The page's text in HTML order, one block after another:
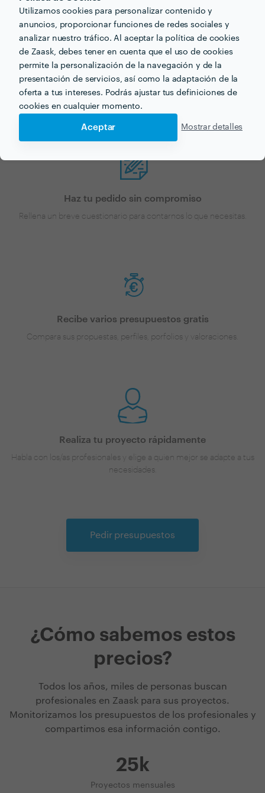
Utilizamos cookies para personalizar contenido y
anuncios, proporcionar funciones de redes sociales y
analizar nuestro tráfico. Al aceptar la política de cookies
de Zaask, debes tener en cuenta que el uso de cookies
permite la personalización de la navegación y de la
presentación de servicios, así como la adaptación de la
oferta a tus intereses. Podrás ajustar tus definiciones de
cookies en cualquier momento.
Aceptar Mostrar detalles
mortero monocapa para tu
próximo proyecto?
Ahora que tienes una idea de los precios, ¡vamos a
encontrar profesionales cerca de ti!
Haz tu pedido sin compromiso
Rellena un breve cuestionario para contarnos lo que necesitas.
Recibe varios presupuestos gratis
Compara sus propuestas, perfiles, porfolios y valoraciones.
Realiza tu proyecto rápidamente
Habla con los/as profesionales y elige a quien mejor se adapte a tus
necesidades.
Pedir presupuestos
¿Cómo sabemos estos
precios?
Todos los años, miles de personas buscan
profesionales en Zaask para sus proyectos.
Monitorizamos los presupuestos de los profesionales y
compartimos esa información contigo.
25k
Proyectos mensuales